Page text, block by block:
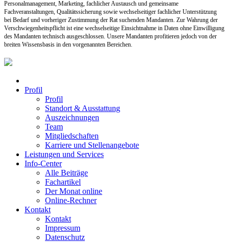
Personalmanagement, Marketing, fachlicher Austausch und gemeinsame
Fachveranstaltungen, Qualitätssicherung sowie wechselseitiger fachlicher Unterstützung
bei Bedarf und vorheriger Zustimmung der Rat suchenden Mandanten. Zur Wahrung der
Verschwiegenheitspflicht ist eine wechselseitige Einsichtnahme in Daten ohne Einwilligung
des Mandanten technisch ausgeschlossen. Unsere Mandanten profitieren jedoch von der
breiten Wissensbasis in den vorgenannten Bereichen.
Profil
Profil
Standort & Ausstattung
Auszeichnungen
Team
Mitgliedschaften
Karriere und Stellenangebote
Leistungen und Services
Info-Center
Alle Beiträge
Fachartikel
Der Monat online
Online-Rechner
Kontakt
Kontakt
Impressum
Datenschutz